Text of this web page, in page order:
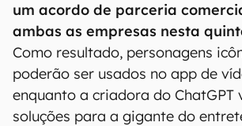
um acordo de parceria
ambas as empresas nesta
Como resultado, personagens
poderão ser usados no app de
enquanto a criadora do ChatGPT
soluções para a gigante do